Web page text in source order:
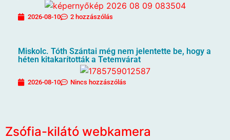
2026-08-10 2 hozzászólás
Miskolc. Tóth Szántai még nem jelentette be, hogy a
héten kitakarították a Tetemvárat
2026-08-10 Nincs hozzászólás
Zsófia-kilátó webkamera